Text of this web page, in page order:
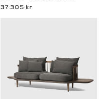
37.305 kr